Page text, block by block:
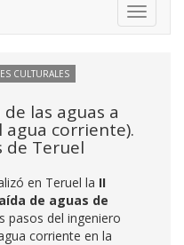
Toggle
CULTURALES
las aguas a
agua corriente).
de Teruel
en Teruel la II
de aguas de
pasos del ingeniero
corriente en la